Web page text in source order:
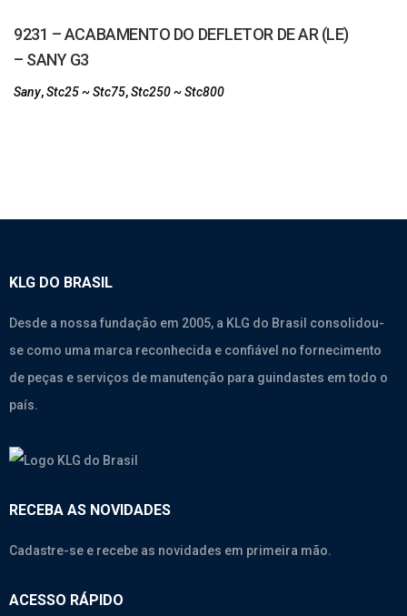
9231 – ACABAMENTO DO DEFLETOR DE AR (LE)
– SANY G3
Sany,Stc25 ~ Stc75,Stc250 ~ Stc800
KLG DO BRASIL
Desde a nossa fundação em 2005, a KLG do Brasil consolidou-
se como uma marca reconhecida e confiável no fornecimento
de peças e serviços de manutenção para guindastes em todo o
país.
RECEBA AS NOVIDADES
Cadastre-se e recebe as novidades em primeira mão.
ACESSO RÁPIDO